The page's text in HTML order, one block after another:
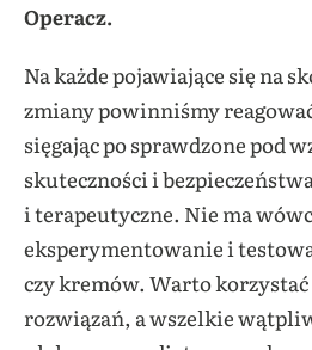
Operacz.
Na każde pojawiające się na
zmiany powinniśmy
sięgając po sprawdzone pod
skuteczności i
i terapeutyczne. Nie ma
eksperymentowanie i
czy kremów. Warto
rozwiązań, a wszelkie